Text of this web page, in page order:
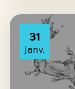
31
janv.